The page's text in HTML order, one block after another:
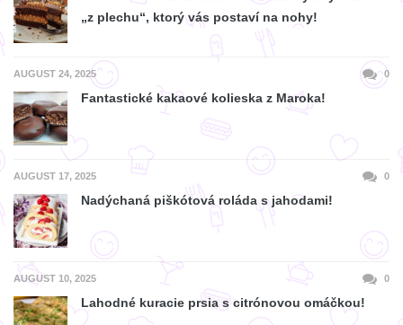
„z plechu“, ktorý vás postaví na nohy!
AUGUST 24, 2025 0
Fantastické kakaové kolieska z Maroka!
AUGUST 17, 2025 0
Nadýchaná piškótová roláda s jahodami!
AUGUST 10, 2025 0
Lahodné kuracie prsia s citrónovou omáčkou!